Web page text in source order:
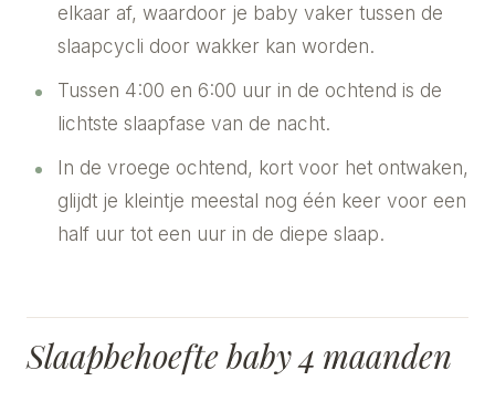
elkaar af, waardoor je baby vaker tussen de
slaapcycli door wakker kan worden.
Tussen 4:00 en 6:00 uur in de ochtend is de
lichtste slaapfase van de nacht.
In de vroege ochtend, kort voor het ontwaken,
glijdt je kleintje meestal nog één keer voor een
half uur tot een uur in de diepe slaap.
Slaapbehoefte baby 4 maanden